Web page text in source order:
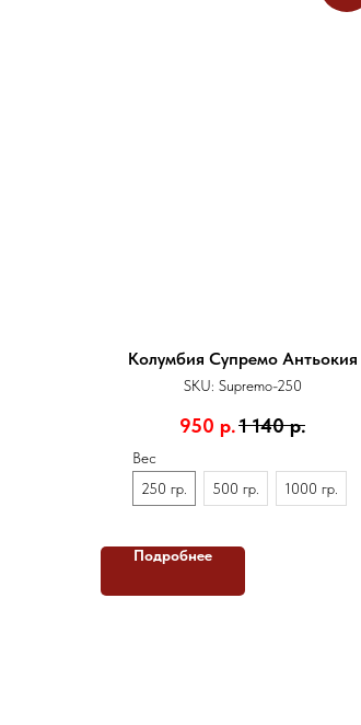
Колумбия Супремо Антьокия
SKU: Supremo-250
950 р.1 140 р.
Вес
250 гр.
500 гр. 1000 гр.
Подробнее